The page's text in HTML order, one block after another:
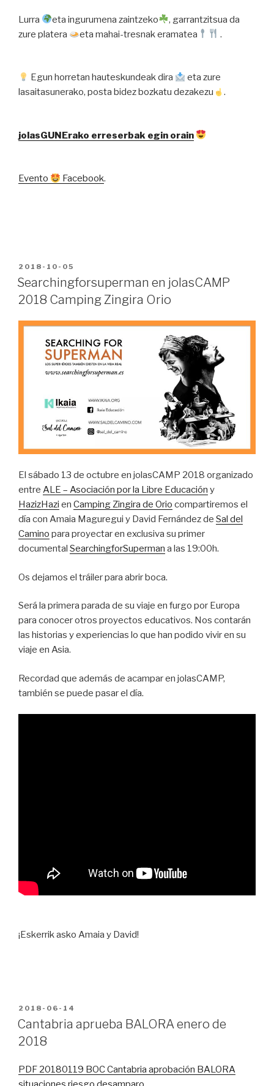
Lurra eta ingurumena zaintzeko
, garrantzitsua da
zure platera
eta mahai-tresnak eramatea .
Egun horretan hauteskundeak dira
eta zure
lasaitasunerako, posta bidez bozkatu dezakezu
.
jolasGUNErako erreserbak egin orain
Evento Facebook.
PUBLICADO
EN
2018-10-05
Searchingforsuperman en jolasCAMP
2018 Camping Zingira Orio
El sábado 13 de octubre en jolasCAMP 2018 organizado
entre ALE – Asociación por la Libre Educación y
HazizHazi en Camping Zingira de Orio compartiremos el
día con Amaia Maguregui y David Fernández de Sal del
Camino para proyectar en exclusiva su primer
documental SearchingforSuperman a las 19:00h.
Os dejamos el tráiler para abrir boca.
Será la primera parada de su viaje en furgo por Europa
para conocer otros proyectos educativos. Nos contarán
las historias y experiencias lo que han podido vivir en su
viaje en Asia.
Recordad que además de acampar en jolasCAMP,
también se puede pasar el día.
¡Eskerrik asko Amaia y David!
PUBLICADO
EN
2018-06-14
Cantabria aprueba BALORA enero de
2018
PDF 20180119 BOC Cantabria aprobación BALORA